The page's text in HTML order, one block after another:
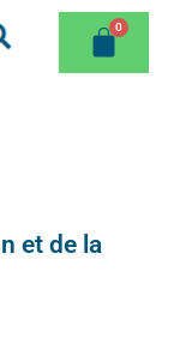
et de la